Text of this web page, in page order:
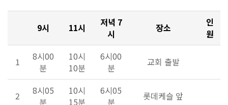
9시 11시
저녁 7
시
장소
인
원
1
8시00
분
10시
10분
6시00
분
교회 출발
2
8시05
분
10시
15분
6시05
분
롯데케슬 앞